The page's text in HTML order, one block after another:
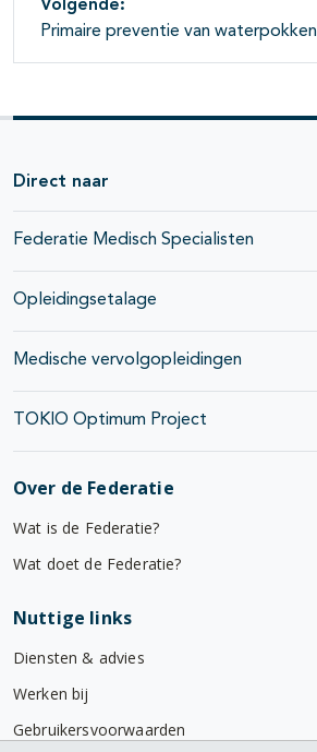
Volgende:
Primaire preventie van waterpokken
Direct naar
Federatie Medisch Specialisten
Opleidingsetalage
Medische vervolgopleidingen
TOKIO Optimum Project
Over de Federatie
Wat is de Federatie?
Wat doet de Federatie?
Nuttige links
Diensten & advies
Werken bij
Gebruikersvoorwaarden